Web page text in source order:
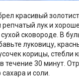
красивый
лук и
сковороде. В
луковицу,
корицы, стебли
течение 30 минут.
и соли.